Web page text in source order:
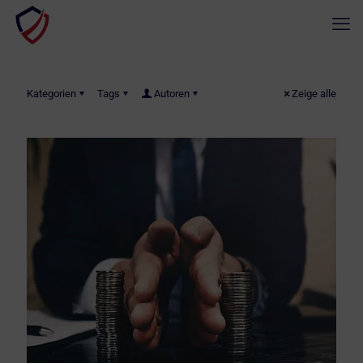
Kategorien Tags Autoren Zeige alle